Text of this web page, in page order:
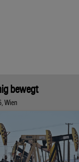
bewegt
Wien